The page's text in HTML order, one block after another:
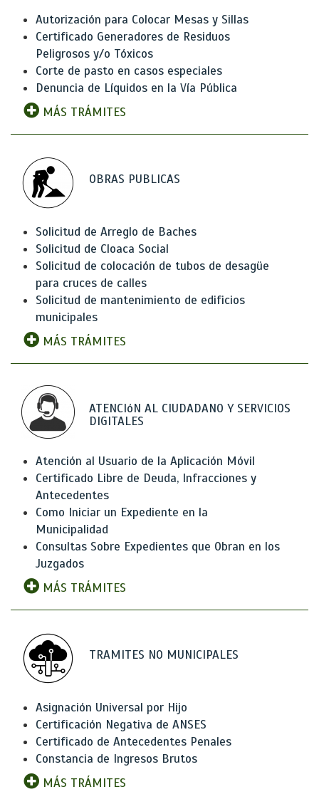
Autorización para Colocar Mesas y Sillas
Certificado Generadores de Residuos
Peligrosos y/o Tóxicos
Corte de pasto en casos especiales
Denuncia de Líquidos en la Vía Pública
MÁS TRÁMITES
OBRAS PUBLICAS
Solicitud de Arreglo de Baches
Solicitud de Cloaca Social
Solicitud de colocación de tubos de desagüe
para cruces de calles
Solicitud de mantenimiento de edificios
municipales
MÁS TRÁMITES
ATENCIóN AL CIUDADANO Y SERVICIOS
DIGITALES
Atención al Usuario de la Aplicación Móvil
Certificado Libre de Deuda, Infracciones y
Antecedentes
Como Iniciar un Expediente en la
Municipalidad
Consultas Sobre Expedientes que Obran en los
Juzgados
MÁS TRÁMITES
TRAMITES NO MUNICIPALES
Asignación Universal por Hijo
Certificación Negativa de ANSES
Certificado de Antecedentes Penales
Constancia de Ingresos Brutos
MÁS TRÁMITES